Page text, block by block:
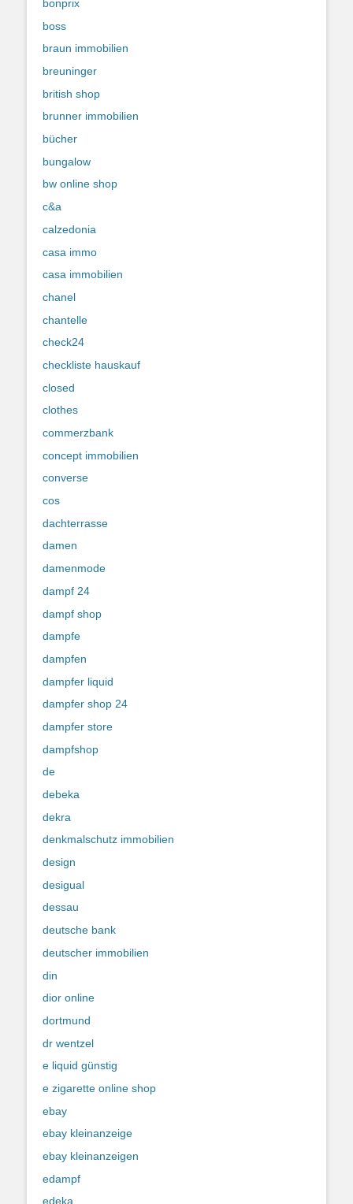
bonprix
boss
braun immobilien
breuninger
british shop
brunner immobilien
bücher
bungalow
bw online shop
c&a
calzedonia
casa immo
casa immobilien
chanel
chantelle
check24
checkliste hauskauf
closed
clothes
commerzbank
concept immobilien
converse
cos
dachterrasse
damen
damenmode
dampf 24
dampf shop
dampfe
dampfen
dampfer liquid
dampfer shop 24
dampfer store
dampfshop
de
debeka
dekra
denkmalschutz immobilien
design
desigual
dessau
deutsche bank
deutscher immobilien
din
dior online
dortmund
dr wentzel
e liquid günstig
e zigarette online shop
ebay
ebay kleinanzeige
ebay kleinanzeigen
edampf
edeka